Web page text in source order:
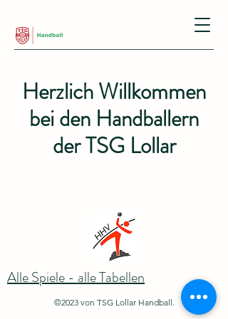
Herzlich Willkommen
bei den Handballern
der TSG Lollar
Alle Spiele - alle Tabellen
©2023 von TSG Lollar Handball.